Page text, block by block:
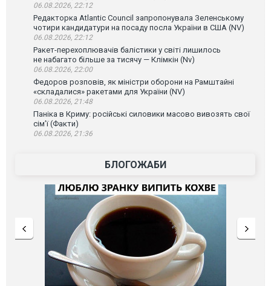
06.08.2026, 22:12
Редакторка Atlantic Council запропонувала Зеленському
чотири кандидатури на посаду посла України в США (NV)
06.08.2026, 22:12
Ракет-перехоплювачів балістики у світі лишилось
не набагато більше за тисячу — Клімкін (Nv)
06.08.2026, 22:00
Федоров розповів, як міністри оборони на Рамштайні
«складалися» ракетами для України (NV)
06.08.2026, 21:48
Паніка в Криму: російські силовики масово вивозять свої
сім’ї (Факти)
06.08.2026, 21:36
БЛОГОЖАБИ